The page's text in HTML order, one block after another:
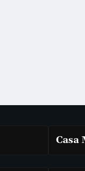
Casa